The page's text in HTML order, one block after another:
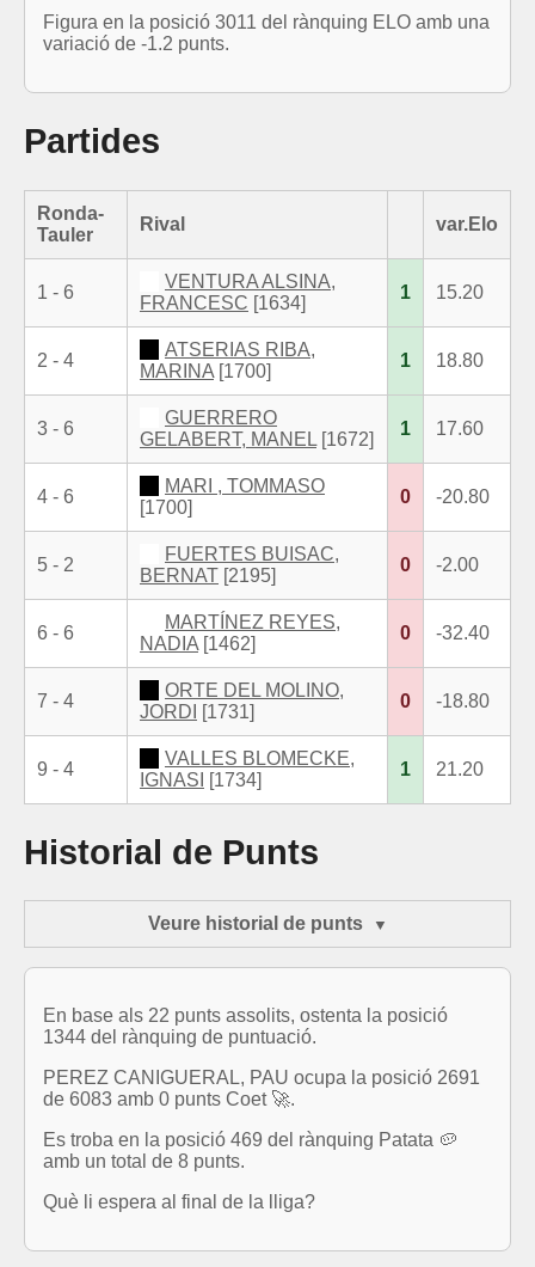
Figura en la posició 3011 del rànquing ELO amb una
variació de -1.2 punts.
Partides
Ronda-
Tauler
Rival var.Elo
1 - 6
VENTURA ALSINA,
FRANCESC [1634]
1 15.20
2 - 4
ATSERIAS RIBA,
MARINA [1700]
1 18.80
3 - 6
GUERRERO
GELABERT, MANEL [1672]
1 17.60
4 - 6
MARI , TOMMASO
[1700]
0 -20.80
5 - 2
FUERTES BUISAC,
BERNAT [2195]
0 -2.00
6 - 6
MARTÍNEZ REYES,
NADIA [1462]
0 -32.40
7 - 4
ORTE DEL MOLINO,
JORDI
[1731]
0 -18.80
9 - 4
VALLES BLOMECKE,
IGNASI
[1734]
1 21.20
Historial de Punts
Veure historial de punts
En base als 22 punts assolits, ostenta la posició
1344 del rànquing de puntuació.
PEREZ CANIGUERAL, PAU ocupa la posició 2691
de 6083 amb 0 punts Coet 🚀.
Es troba en la posició 469 del rànquing Patata 🥔
amb un total de 8 punts.
Què li espera al final de la lliga?